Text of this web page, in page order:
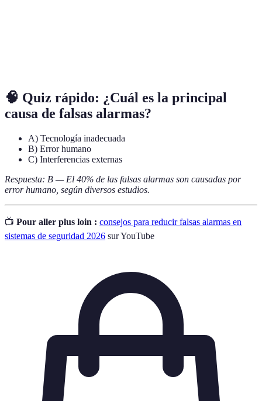
🧠 Quiz rápido: ¿Cuál es la principal
causa de falsas alarmas?
A) Tecnología inadecuada
B) Error humano
C) Interferencias externas
Respuesta: B — El 40% de las falsas alarmas son causadas por
error humano, según diversos estudios.
📺 Pour aller plus loin : consejos para reducir falsas alarmas en
sistemas de seguridad 2026 sur YouTube